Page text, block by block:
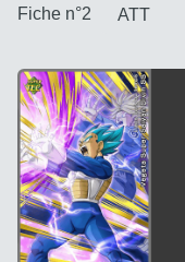
Fiche n°2